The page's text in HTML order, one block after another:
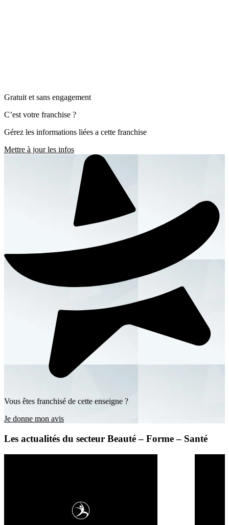
Gratuit et sans engagement
C’est votre franchise ?
Gérez les informations liées a cette franchise
Mettre à jour les infos
Vous êtes franchisé de cette enseigne ?
Je donne mon avis
Les actualités du secteur Beauté – Forme – Santé